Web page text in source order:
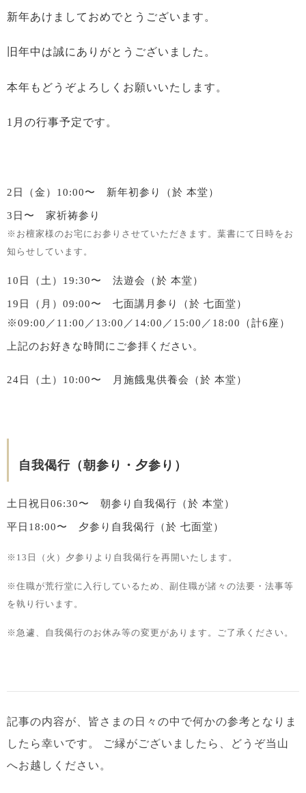
新年あけましておめでとうございます。
旧年中は誠にありがとうございました。
本年もどうぞよろしくお願いいたします。
1月の行事予定です。
2日（金） 10:00〜 新年初参り （於 本堂）
3日〜 家祈祷参り
※お檀家様のお宅にお参りさせていただきます。葉書にて日時をお
知らせしています。
10日（土） 19:30〜 法遊会 （於 本堂）
19日（月） 09:00〜 七面講月参り
（於 七面堂）
※09:00／11:00／13:00／14:00／15:00／18:00（計6座）
上記のお好きな時間にご参拝ください。
24日（土） 10:00〜 月施餓鬼供養会 （於 本堂）
自我偈行（朝参り・夕参り）
土日祝日 06:30〜 朝参り自我偈行 （於 本堂）
平日 18:00〜 夕参り自我偈行 （於 七面堂）
※13日（火）夕参りより自我偈行を再開いたします。
※住職が荒行堂に入行しているため、副住職が諸々の法要・法事等
を執り行います。
※急遽、自我偈行のお休み等の変更があります。ご了承ください。
記事の内容が、皆さまの日々の中で何かの参考となりま
したら幸いです。
ご縁がございましたら、どうぞ当山
へお越しください。